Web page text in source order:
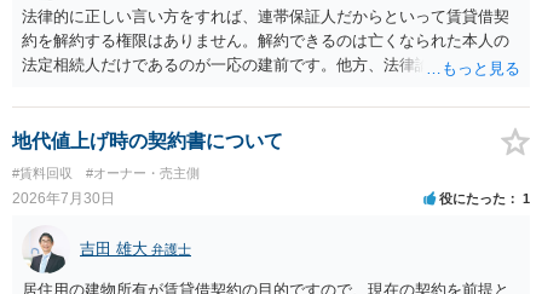
法律的に正しい言い方をすれば、連帯保証人だからといって賃貸借契
約を解約する権限はありません。解約できるのは亡くなられた本人の
法定相続人だけであるのが一応の建前です。他方、法律論はさてお
する動機づけがなくなります。 今回進められつつある手続はあくまで
も、建物を賃貸人に一日も早く明け渡すための便宜的方法として理解
するのが良いと思います。またその方法で進めた方が、連帯保証人で
あるお知り合いさんにとっても、自身の経済的負担を最小限に食い止
められるため望ましいやり方だといえます。
地代値上げ時の契約書について
#賃料回収 #オーナー・売主側
2026年7月30日 役にたった 1
吉田 雄大 弁護士
居住用の建物所有が賃貸借契約の目的ですので、現在の契約を前提と